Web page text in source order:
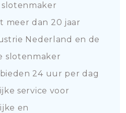
meer dan 20 jaar
Nederland en de
slotenmaker
24 uur per dag
service voor
en